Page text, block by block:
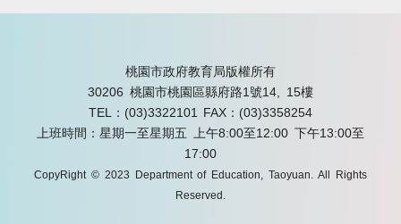
桃園市政府教育局版權所有
30206 桃園市桃園區縣府路1號14, 15樓
TEL：(03)3322101
FAX：(03)3358254
上班時間：星期一至星期五 上午8:00至12:00 下午13:00至
17:00
CopyRight © 2023 Department of Education, Taoyuan. All Rights
Reserved.